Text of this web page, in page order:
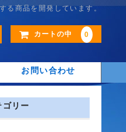
る商品を開発しています。
カートの中 0
お問い合わせ
ゴリー